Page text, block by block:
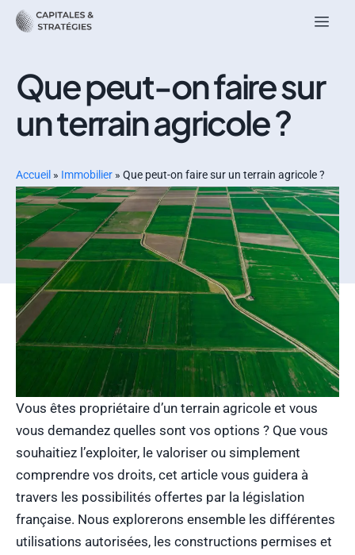
Que peut-on faire sur
un terrain agricole ?
Accueil » Immobilier » Que peut-on faire sur un terrain agricole ?
Vous êtes propriétaire d’un terrain agricole et vous
vous demandez quelles sont vos options ? Que vous
souhaitiez l’exploiter, le valoriser ou simplement
comprendre vos droits, cet article vous guidera à
travers les possibilités offertes par la législation
française. Nous explorerons ensemble les différentes
utilisations autorisées, les constructions permises et